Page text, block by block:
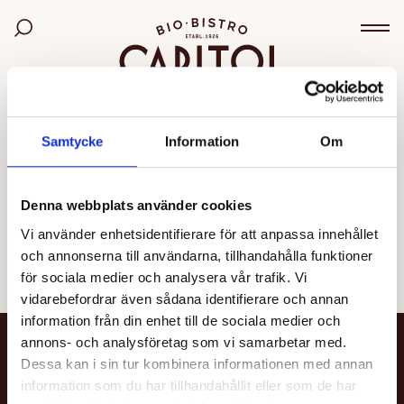
Samtycke Information Om
Denna webbplats använder cookies
Vi använder enhetsidentifierare för att anpassa innehållet
och annonserna till användarna, tillhandahålla funktioner
för sociala medier och analysera vår trafik. Vi
vidarebefordrar även sådana identifierare och annan
information från din enhet till de sociala medier och
annons- och analysföretag som vi samarbetar med.
Dessa kan i sin tur kombinera informationen med annan
information som du har tillhandahållit eller som de har
Bio Capitol
Sök bland filmer
OGILTIG VISNING
längre att boka.
Se alla filmer
NYHETSBREV